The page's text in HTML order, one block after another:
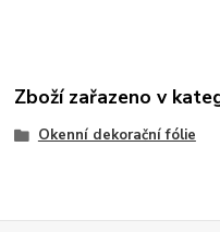
Zboží zařazeno v
Okenní dekorační fólie